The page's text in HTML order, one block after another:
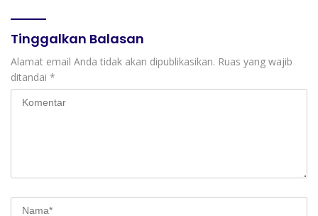
Tinggalkan Balasan
Alamat email Anda tidak akan dipublikasikan. Ruas yang wajib
ditandai *